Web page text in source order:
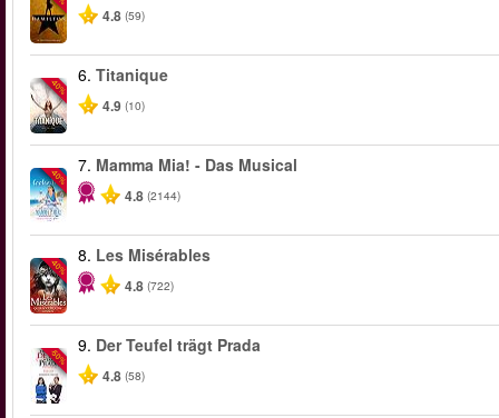
4.8 (59)
-40%
6. Titanique
4.9 (10)
-40%
7. Mamma Mia! - Das Musical
4.8 (2144)
-40%
8. Les Misérables
4.8 (722)
-50%
9. Der Teufel trägt Prada
4.8 (58)